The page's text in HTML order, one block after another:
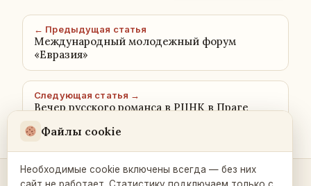
← Предыдущая статья
Международный молодежный форум
«Евразия»
Следующая статья →
Вечер русского романса в РЦНК в Праге
Файлы cookie
Необходимые cookie включены всегда — без них